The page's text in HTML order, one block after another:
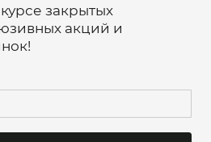
закрытых
акций и